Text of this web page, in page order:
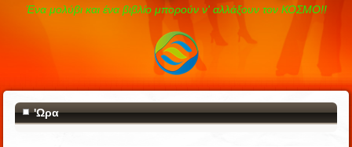
Ένα μολύβι και ένα βιβλίο μπορούν ν' αλλάξουν τον ΚΟΣΜΟ!!
'Ωρα